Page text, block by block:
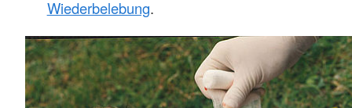
Wiederbelebung.